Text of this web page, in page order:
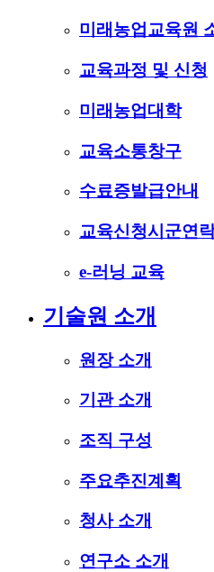
미래농업교육원
교육과정 및 신청
미래농업대학
교육소통창구
수료증발급안내
교육신청시군연
e-러닝 교육
기술원 소개
원장 소개
기관 소개
조직 구성
주요추진계획
청사 소개
연구소 소개